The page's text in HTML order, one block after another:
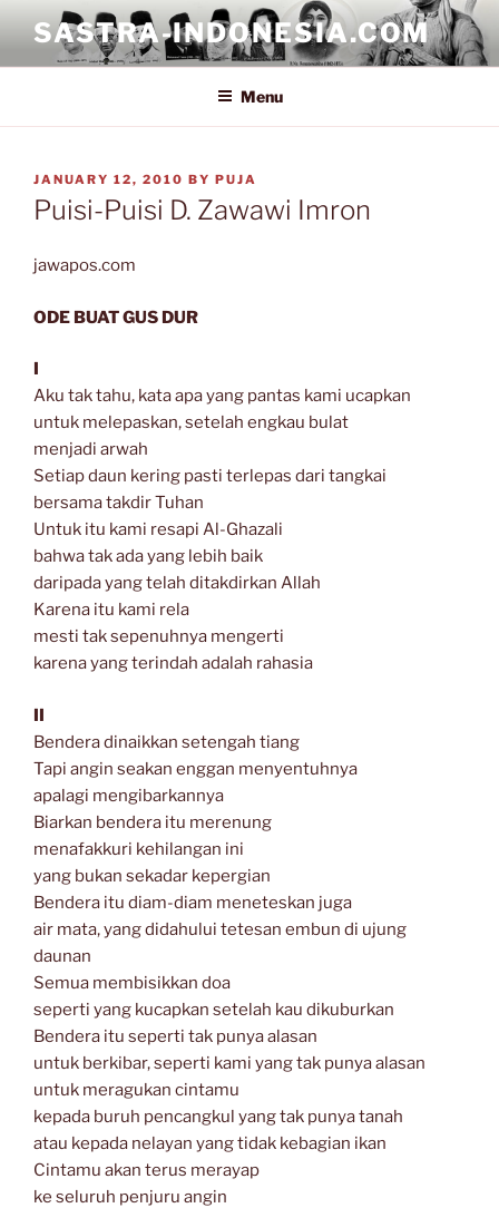
content
SASTRA-INDONESIA.COM
Menu
POSTED
ON
JANUARY 12, 2010 BY PUJA
Puisi-Puisi D. Zawawi Imron
jawapos.com
ODE BUAT GUS DUR
I
Aku tak tahu, kata apa yang pantas kami ucapkan
untuk melepaskan, setelah engkau bulat
menjadi arwah
Setiap daun kering pasti terlepas dari tangkai
bersama takdir Tuhan
Untuk itu kami resapi Al-Ghazali
bahwa tak ada yang lebih baik
daripada yang telah ditakdirkan Allah
Karena itu kami rela
mesti tak sepenuhnya mengerti
karena yang terindah adalah rahasia
II
Bendera dinaikkan setengah tiang
Tapi angin seakan enggan menyentuhnya
apalagi mengibarkannya
Biarkan bendera itu merenung
menafakkuri kehilangan ini
yang bukan sekadar kepergian
Bendera itu diam-diam meneteskan juga
air mata, yang didahului tetesan embun di ujung
daunan
Semua membisikkan doa
seperti yang kucapkan setelah kau dikuburkan
Bendera itu seperti tak punya alasan
untuk berkibar, seperti kami yang tak punya alasan
untuk meragukan cintamu
kepada buruh pencangkul yang tak punya tanah
atau kepada nelayan yang tidak kebagian ikan
Cintamu akan terus merayap
ke seluruh penjuru angin